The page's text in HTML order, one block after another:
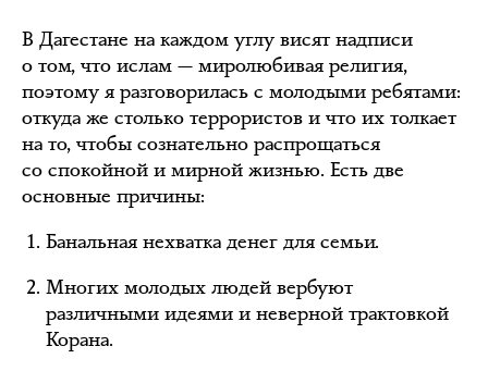
В Дагестане на каждом углу висят надписи
о том, что ислам — миролюбивая религия,
поэтому я разговорилась с молодыми ребятами:
откуда же столько террористов и что их толкает
на то, чтобы сознательно распрощаться
со спокойной и мирной жизнью. Есть две
основные причины:
Банальная нехватка денег для семьи.
Многих молодых людей вербуют
различными идеями и неверной трактовкой
Корана.